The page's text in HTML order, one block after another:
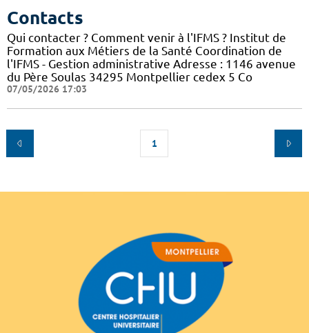
Contacts
Qui contacter ? Comment venir à l'IFMS ? Institut de
Formation aux Métiers de la Santé Coordination de
l'IFMS - Gestion administrative Adresse : 1146 avenue
du Père Soulas 34295 Montpellier cedex 5 Co
07/05/2026 17:03
1